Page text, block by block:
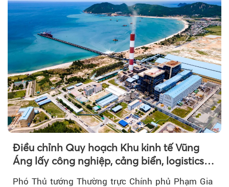
Điều chỉnh Quy hoạch Khu kinh tế Vũng
Áng lấy công nghiệp, cảng biển, logistics
Phó Thủ tướng Thường trực Chính phủ Phạm Gia